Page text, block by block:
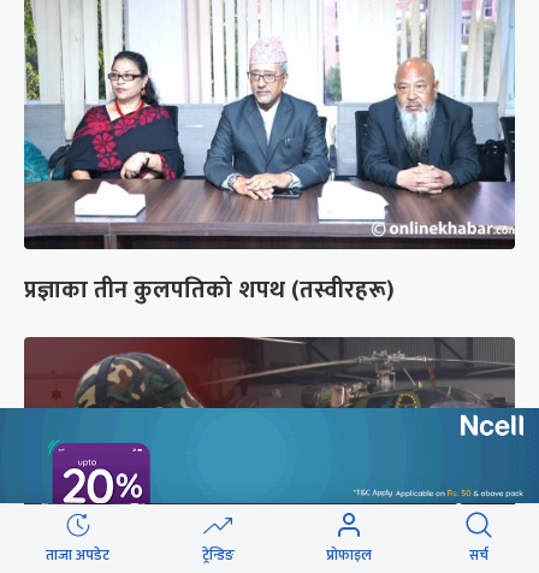
प्रज्ञाका तीन कुलपतिको शपथ (तस्वीरहरू)
ताजा अपडेट ट्रेन्डिङ प्रोफाइल सर्च